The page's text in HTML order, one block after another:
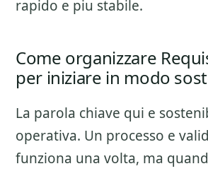
rapido e piu stabile.
Come organizzare
per iniziare in modo
La parola chiave qui e
operativa. Un processo e
funziona una volta, ma